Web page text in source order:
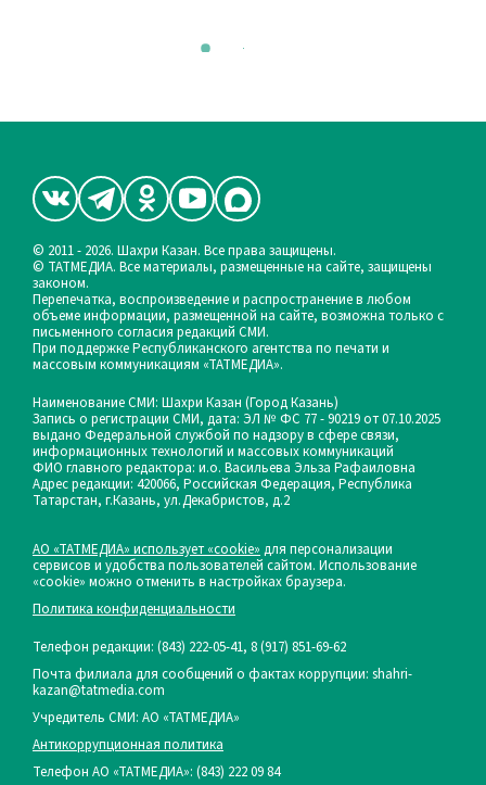
© 2011 - 2026. Шахри Казан. Все права защищены.
© ТАТМЕДИА. Все материалы, размещенные на сайте, защищены
законом.
Перепечатка, воспроизведение и распространение в любом
объеме информации, размещенной на сайте, возможна только с
письменного согласия редакций СМИ.
При поддержке Республиканского агентства по печати и
массовым коммуникациям «ТАТМЕДИА».
Наименование СМИ: Шахри Казан (Город Казань)
Запись о регистрации СМИ, дата: ЭЛ № ФС 77 - 90219 от 07.10.2025
выдано Федеральной службой по надзору в сфере связи,
информационных технологий и массовых коммуникаций
ФИО главного редактора: и.о. Васильева Эльза Рафаиловна
Адрес редакции: 420066, Российская Федерация, Республика
Татарстан, г.Казань, ул.Декабристов, д.2
АО «ТАТМЕДИА» использует «cookie» для персонализации
сервисов и удобства пользователей сайтом. Использование
«cookie» можно отменить в настройках браузера.
Политика конфиденциальности
Телефон редакции: (843) 222-05-41, 8 (917) 851-69-62
Почта филиала для сообщений о фактах коррупции: shahri-
kazan@tatmedia.com
Учредитель СМИ: АО «ТАТМЕДИА»
Антикоррупционная политика
Телефон АО «ТАТМЕДИА»: (843) 222 09 84